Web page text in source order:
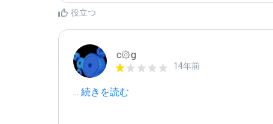
役立つ
c۞g
14年前
... 続きを読む